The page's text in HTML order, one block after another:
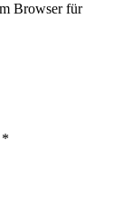
Browser für
*